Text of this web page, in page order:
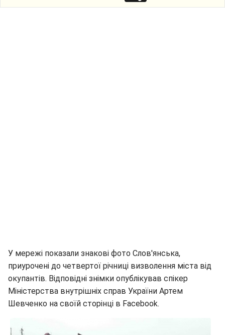
У мережі показали знакові фото Слов'янська,
приурочені до четвертої річниці визволення міста від
окупантів. Відповідні знімки опублікував спікер
Міністерства внутрішніх справ України Артем
Шевченко на своїй сторінці в Facebook.